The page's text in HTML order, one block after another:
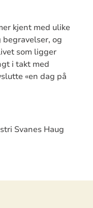
kjent med ulike
og
som ligger
i takt med
«en dag på
Svanes Haug